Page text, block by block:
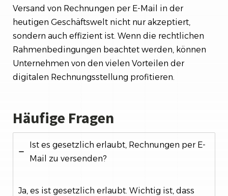
Versand von Rechnungen per E-Mail in der
heutigen Geschäftswelt nicht nur akzeptiert,
sondern auch effizient ist. Wenn die rechtlichen
Rahmenbedingungen beachtet werden, können
Unternehmen von den vielen Vorteilen der
digitalen Rechnungsstellung profitieren.
Häufige Fragen
Ist es gesetzlich erlaubt, Rechnungen per E-
Mail zu versenden?
Ja, es ist gesetzlich erlaubt. Wichtig ist, dass